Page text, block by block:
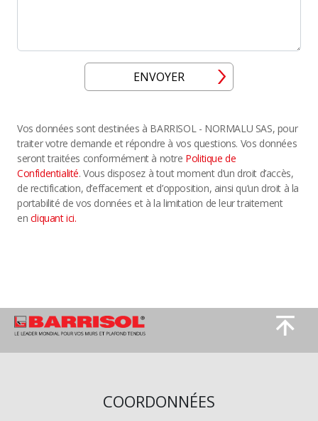
ENVOYER
Vos données sont destinées à BARRISOL - NORMALU SAS, pour
traiter votre demande et répondre à vos questions. Vos données
seront traitées conformément à notre Politique de
Confidentialité. Vous disposez à tout moment d’un droit d’accès,
de rectification, d’effacement et d’opposition, ainsi qu’un droit à la
portabilité de vos données et à la limitation de leur traitement
en cliquant ici.
Image Image
COORDONNÉES